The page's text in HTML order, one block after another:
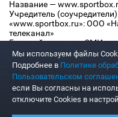
Название —
Учредитель
«www.sportbox.ru»: ООО
телеканал»
Главный редактор СМИ
Конов В.А.
Номер телефона
«www.sportbox.ru»: +7 (495)
Адрес электронной
«www.sportbox.ru»:
Мы используем файлы
Подробнее в Политике
Пользовательском
если Вы согласны на
отключите Cookies в